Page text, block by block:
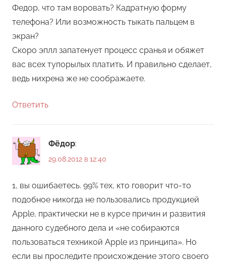
Федор, что там воровать? Кадратную форму
телефона? Или возможность тыкать пальцем в
экран?
Скоро эплл запатенует процесс сранья и обяжет
вас всех тупорылых платить. И правильно сделает,
ведь нихрена же не соображаете.
Ответить
Фёдор:
29.08.2012 в 12:40
1, вы ошибаетесь. 99% тех, кто говорит что-то
подобное никогда не пользовались продукцией
Apple, практически не в курсе причин и развития
данного судебного дела и «не собираются
пользоваться техникой Apple из принципа». Но
если вы проследите происхождение этого своего